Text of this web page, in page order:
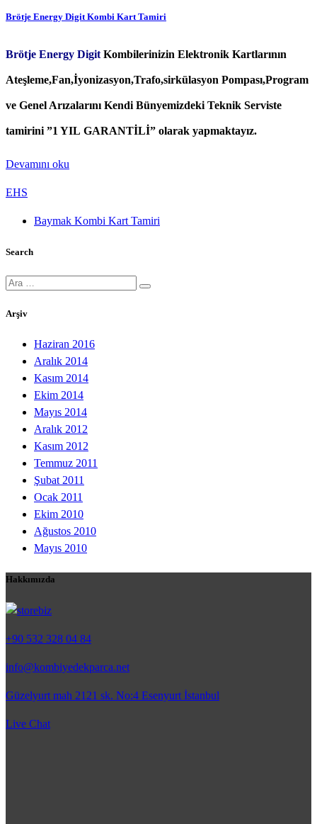
Brötje Energy Digit Kombi Kart Tamiri
Brötje Energy Digit Kombilerinizin Elektronik Kartlarının
Ateşleme,Fan,İyonizasyon,Trafo,sirkülasyon Pompası,Program
ve Genel Arızalarını Kendi Bünyemizdeki Teknik Serviste
tamirini ”1 YIL GARANTİLİ” olarak yapmaktayız.
Devamını oku
EHS
Baymak Kombi Kart Tamiri
Search
Ara:
Arşiv
Haziran 2016
Aralık 2014
Kasım 2014
Ekim 2014
Mayıs 2014
Aralık 2012
Kasım 2012
Temmuz 2011
Şubat 2011
Ocak 2011
Ekim 2010
Ağustos 2010
Mayıs 2010
Hakkımızda
+90 532 328 04 84
info@kombiyedekparca.net
Güzelyurt mah 2121 sk. No:4 Esenyurt İstanbul
Live Chat